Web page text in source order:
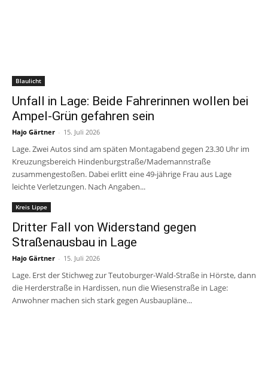
Blaulicht
Unfall in Lage: Beide Fahrerinnen wollen bei
Ampel-Grün gefahren sein
Hajo Gärtner - 15. Juli 2026
Lage. Zwei Autos sind am späten Montagabend gegen 23.30 Uhr im
Kreuzungsbereich Hindenburgstraße/Mademannstraße
zusammengestoßen. Dabei erlitt eine 49-jährige Frau aus Lage
leichte Verletzungen. Nach Angaben...
Kreis Lippe
Dritter Fall von Widerstand gegen
Straßenausbau in Lage
Hajo Gärtner - 15. Juli 2026
Lage. Erst der Stichweg zur Teutoburger-Wald-Straße in Hörste, dann
die Herderstraße in Hardissen, nun die Wiesenstraße in Lage:
Anwohner machen sich stark gegen Ausbaupläne...